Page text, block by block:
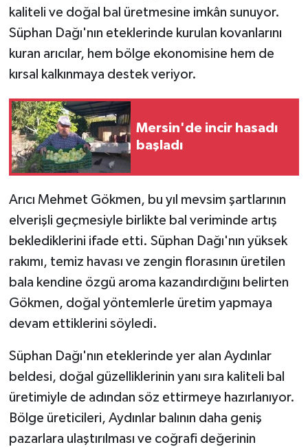
kaliteli ve doğal bal üretmesine imkân sunuyor.
Süphan Dağı'nın eteklerinde kurulan kovanlarını
kuran arıcılar, hem bölge ekonomisine hem de
kırsal kalkınmaya destek veriyor.
Mersin'de incir hasadı
başladı
Arıcı Mehmet Gökmen, bu yıl mevsim şartlarının
elverişli geçmesiyle birlikte bal veriminde artış
beklediklerini ifade etti. Süphan Dağı'nın yüksek
rakımı, temiz havası ve zengin florasının üretilen
bala kendine özgü aroma kazandırdığını belirten
Gökmen, doğal yöntemlerle üretim yapmaya
devam ettiklerini söyledi.
Süphan Dağı'nın eteklerinde yer alan Aydınlar
beldesi, doğal güzelliklerinin yanı sıra kaliteli bal
üretimiyle de adından söz ettirmeye hazırlanıyor.
Bölge üreticileri, Aydınlar balının daha geniş
pazarlara ulaştırılması ve coğrafi değerinin